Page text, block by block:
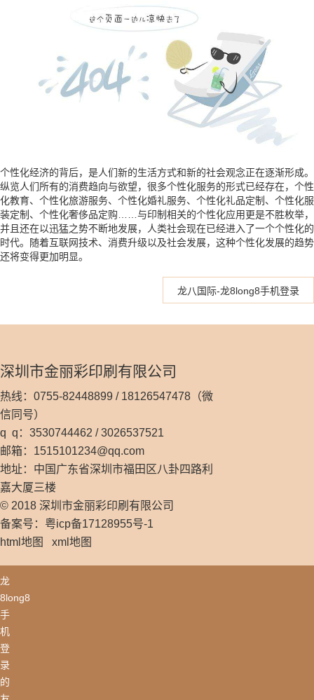
个性化经济的背后，是人们新的生活方式和新的社会观念正在逐渐形成。
纵览人们所有的消费趋向与欲望，很多个性化服务的形式已经存在，个性
化教育、个性化旅游服务、个性化婚礼服务、个性化礼品定制、个性化服
装定制、个性化奢侈品定购……与印制相关的个性化应用更是不胜枚举，
并且还在以迅猛之势不断地发展，人类社会现在已经进入了一个个性化的
时代。随着互联网技术、消费升级以及社会发展，这种个性化发展的趋势
还将变得更加明显。
龙八国际-龙8long8手机登录
深圳市金丽彩印刷有限公司
热线：0755-82448899 / 18126547478（微
信同号）
q q：3530744462 / 3026537521
邮箱： 1515101234@qq.com
地址：中国广东省深圳市福田区八卦四路利
嘉大厦三楼
© 2018 深圳市金丽彩印刷有限公司
备案号：粤icp备17128955号-1
html地图
xml地图
龙
8long8
手
机
登
录
的